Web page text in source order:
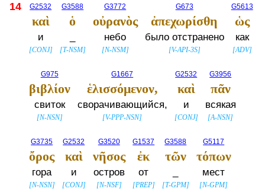
14 G2532
καὶ
и
[CONJ]
G3588
ὁ
[T-NSM]
G3772
οὐρανὸς
небо
[N-NSM]
G673
ἀπεχωρίσθη
было отстранено
[V-API-3S]
G5613
ὡς
как
[ADV]
G975
βιβλίον
свиток
[N-NSN]
G1667
ἑλισσόμενον,
сворачивающийся,
[V-PPP-NSN]
G2532
καὶ
и
[CONJ]
G3956
πᾶν
всякая
[A-NSN]
G3735
ὄρος
гора
[N-NSN]
G2532
καὶ
и
[CONJ]
G3520
νῆσος
остров
[N-NSF]
G1537
ἐκ
от
[PREP]
G3588
τῶν
[T-GPM]
G5117
τόπων
мест
[N-GPM]